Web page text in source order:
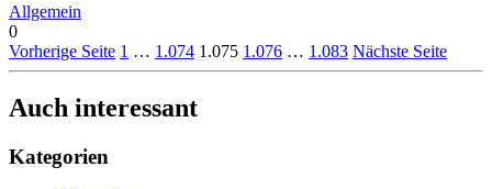
Allgemein
0
Vorherige Seite 1 … 1.074 1.075 1.076 … 1.083 Nächste Seite
Auch interessant
Kategorien